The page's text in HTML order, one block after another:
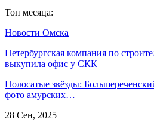
Топ месяца:
Новости Омска
Петербургская компания по
выкупила офис у СКК
Полосатые звёзды:
фото амурских…
28 Сен, 2025